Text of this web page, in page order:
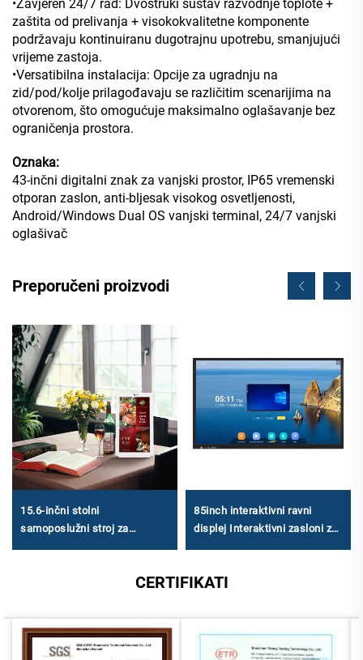
•Zavjeren 24/7 rad: Dvostruki sustav razvodnje toplote +
zaštita od prelivanja + visokokvalitetne komponente
podržavaju kontinuiranu dugotrajnu upotrebu, smanjujući
vrijeme zastoja.
•Versatibilna instalacija: Opcije za ugradnju na
zid/pod/kolje prilagođavaju se različitim scenarijima na
otvorenom, što omogućuje maksimalno oglašavanje bez
ograničenja prostora.
Oznaka:
43-inčni digitalni znak za vanjski prostor, IP65 vremenski
otporan zaslon, anti-bljesak visokog osvetljenosti,
Android/Windows Dual OS vanjski terminal, 24/7 vanjski
oglašivač
Preporučeni proizvodi
15.6-inčni stolni
samoposlužni stroj za
(I3 / I5 / I7) za malu i srednju
85inch interaktivni ravni
displej Interaktivni zasloni za
CERTIFIKATI